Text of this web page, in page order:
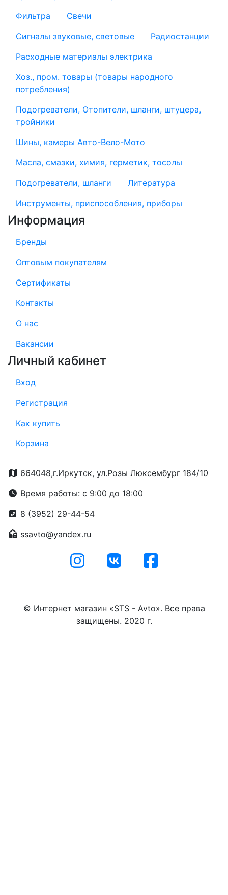
Фильтра
Свечи
Сигналы звуковые, световые
Радиостанции
Расходные материалы электрика
Хоз., пром. товары (товары народного
потребления)
Подогреватели, Отопители, шланги, штуцера,
тройники
Шины, камеры Авто-Вело-Мото
Масла, смазки, химия, герметик, тосолы
Подогреватели, шланги
Литература
Инструменты, приспособления, приборы
Информация
Бренды
Оптовым покупателям
Сертификаты
Контакты
О нас
Вакансии
Личный кабинет
Вход
Регистрация
Как купить
Корзина
664048,г.Иркутск, ул.Розы Люксембург 184/10
Время работы: с 9:00 до 18:00
8 (3952) 29-44-54
ssavto@yandex.ru
© Интернет магазин «STS - Avto». Все права
защищены. 2020 г.